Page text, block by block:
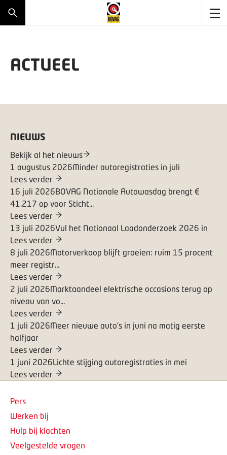
ACTUEEL
NIEUWS
Bekijk al het nieuws
1 augustus 2026Minder autoregistraties in juli
Lees verder
16 juli 2026BOVAG Nationale Autowasdag brengt €
41.217 op voor Sticht...
Lees verder
13 juli 2026Vul het Nationaal Laadonderzoek 2026 in
Lees verder
8 juli 2026Motorverkoop blijft groeien: ruim 15 procent
meer registr...
Lees verder
2 juli 2026Marktaandeel elektrische occasions terug op
niveau van vo...
Lees verder
1 juli 2026Meer nieuwe auto's in juni na matig eerste
halfjaar
Lees verder
1 juni 2026Lichte stijging autoregistraties in mei
Lees verder
Pers
Werken bij
Hulp bij klachten
Veelgestelde vragen